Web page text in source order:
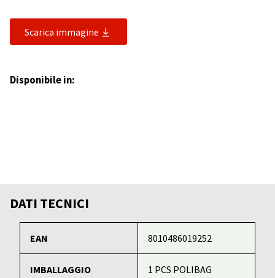
Scarica immagine
Disponibile in:
DATI TECNICI
EAN 8010486019252
IMBALLAGGIO 1 PCS POLIBAG